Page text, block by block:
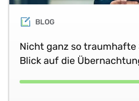
BLOG
Nicht ganz so traumhafte
Blick auf die